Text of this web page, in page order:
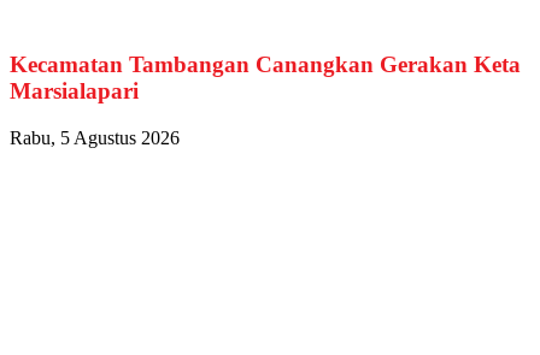
Kecamatan Tambangan Canangkan Gerakan Keta
Marsialapari
Rabu, 5 Agustus 2026